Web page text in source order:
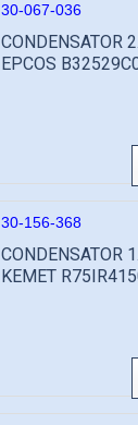
30-067-036
CONDENSATOR
EPCOS
30-156-368
CONDENSATOR
KEMET